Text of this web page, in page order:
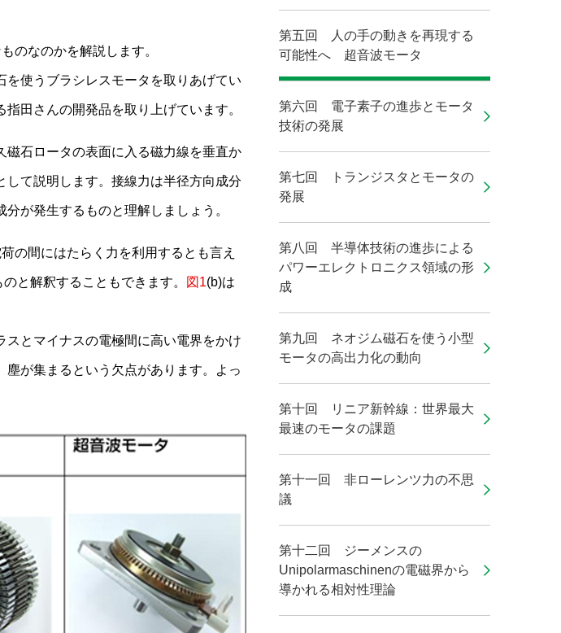
のなのかを解説します。
使うブラシレスモータを取りあげてい
田さんの開発品を取り上げています。
石ロータの表面に入る磁力線を垂直か
て説明します。接線力は半径方向成分
が発生するものと理解しましょう。
の間にはたらく力を利用するとも言え
と解釈することもできます。 図1(b)は
とマイナスの電極間に高い電界をかけ
が集まるという欠点があります。よっ
第五回 人の手の動きを再現する
可能性へ 超音波モータ
第六回 電子素子の進歩とモータ
技術の発展
第七回 トランジスタとモータの
発展
第八回 半導体技術の進歩による
パワーエレクトロニクス領域の形
成
第九回 ネオジム磁石を使う小型
モータの高出力化の動向
第十回 リニア新幹線：世界最大
最速のモータの課題
第十一回 非ローレンツ力の不思
議
第十二回 ジーメンスの
Unipolarmaschinenの電磁界から
導かれる相対性理論